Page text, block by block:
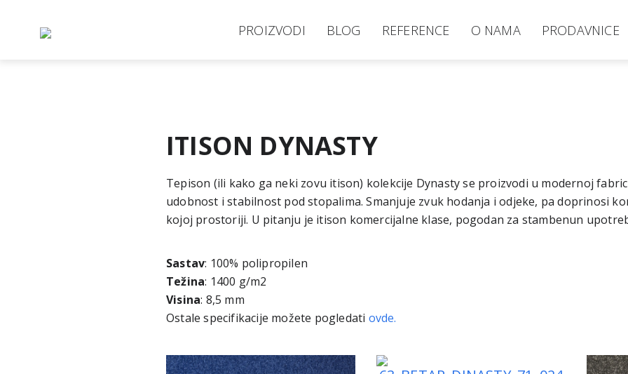
PROIZVODI BLOG REFERENCE O NAMA PRODAVNICE
ITISON DYNASTY
Tepison (ili kako ga neki zovu itison) kolekcije Dynasty se proizvodi u modernoj
udobnost i stabilnost pod stopalima. Smanjuje zvuk hodanja i odjeke, pa doprinosi
kojoj prostoriji. U pitanju je itison komercijalne klase, pogodan za stambenun
Sastav: 100% polipropilen
Težina: 1400 g/m2
Visina: 8,5 mm
Ostale specifikacije možete pogledati ovde.